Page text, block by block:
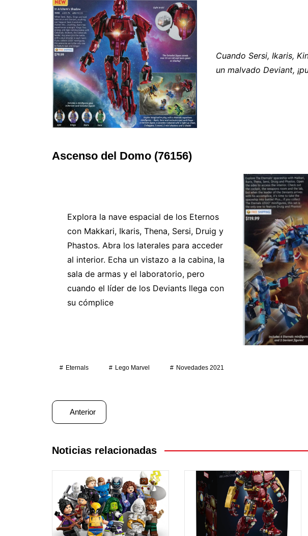
Cuando Sersi, Ikaris,
un malvado Deviant,
Ascenso del Domo (76156)
Explora la nave espacial de los Eternos
con Makkari, Ikaris, Thena, Sersi, Druig y
Phastos. Abra los laterales para acceder
al interior. Echa un vistazo a la cabina, la
sala de armas y el laboratorio, pero
cuando el líder de los Deviants llega con
su cómplice
Eternals Lego Marvel Novedades 2021
Navegación
de
entradas
Anterior
Noticias relacionadas